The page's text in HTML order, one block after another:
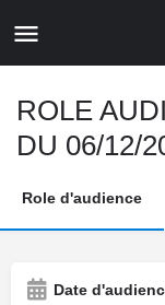
ROLE
DU 06/12/
Role d'audience
Date